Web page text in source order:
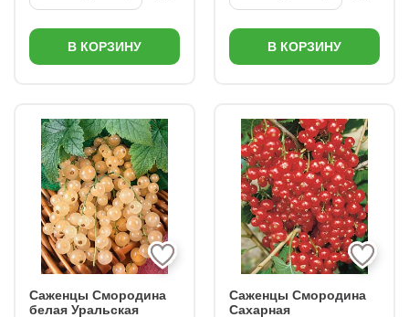
В КОРЗИНУ В КОРЗИНУ
Саженцы Смородина
белая Уральская
Саженцы Смородина
Сахарная